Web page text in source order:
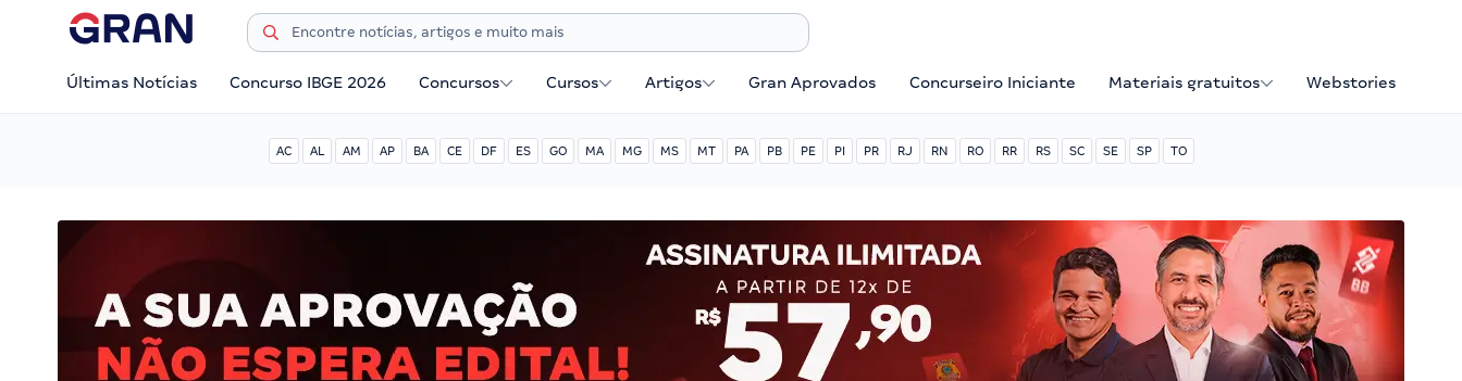
Últimas Notícias Concurso IBGE 2026 Concursos Cursos Artigos Gran Aprovados Concurseiro Iniciante Materiais gratuitos Webstories
AC AL AM AP BA CE DF ES GO MA MG MS MT PA PB PE PI PR RJ RN RO RR RS SC SE SP TO